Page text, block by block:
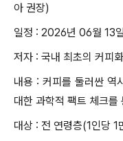
아 권장)
일정 : 2026년 06월 13
저자 : 국내 최초의 커피
내용 : 커피를 둘러싼 역
대한 과학적 팩트 체크를
대상 : 전 연령층(1인당 1